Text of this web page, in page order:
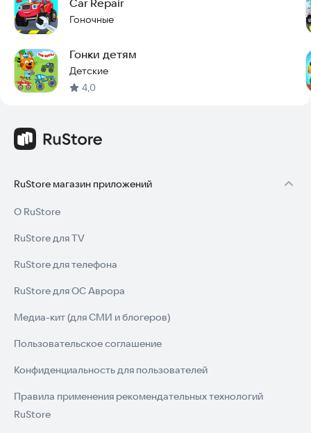
понятный интерфейс, который позволяет ребенку
самостоятельно собирать пазлы без помощи взрослых.
увлекательное занятие, которое поможет ему развить
логику и расширить кругозор.
Гоночные
Гонки детям
Детские
4,0
RuStore магазин приложений
О RuStore
RuStore для TV
RuStore для телефона
RuStore для ОС Аврора
Медиа-кит (для СМИ и блогеров)
Пользовательское соглашение
Конфиденциальность для пользователей
Правила применения рекомендательных технологий
RuStore